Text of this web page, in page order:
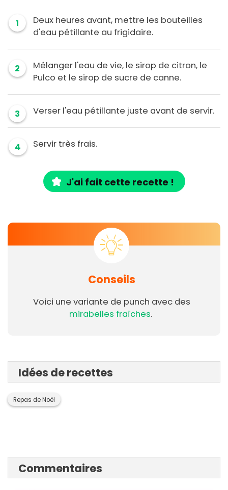
1
Deux heures avant, mettre les bouteilles
d'eau pétillante au frigidaire.
2
Mélanger l'eau de vie, le sirop de citron, le
Pulco et le sirop de sucre de canne.
3 Verser l'eau pétillante juste avant de servir.
4 Servir très frais.
J'ai fait cette recette !
Conseils
Voici une variante de punch avec des
mirabelles fraîches.
Idées de recettes
Repas de Noël
Commentaires